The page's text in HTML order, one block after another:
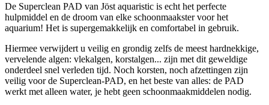
De Superclean PAD van Jöst aquaristic is echt het perfecte
hulpmiddel en de droom van elke schoonmaakster voor het
aquarium! Het is supergemakkelijk en comfortabel in gebruik.
Hiermee verwijdert u veilig en grondig zelfs de meest hardnekkige,
vervelende algen: vlekalgen, korstalgen... zijn met dit geweldige
onderdeel snel verleden tijd. Noch korsten, noch afzettingen zijn
veilig voor de Superclean-PAD, en het beste van alles: de PAD
werkt met alleen water, je hebt geen schoonmaakmiddelen nodig.